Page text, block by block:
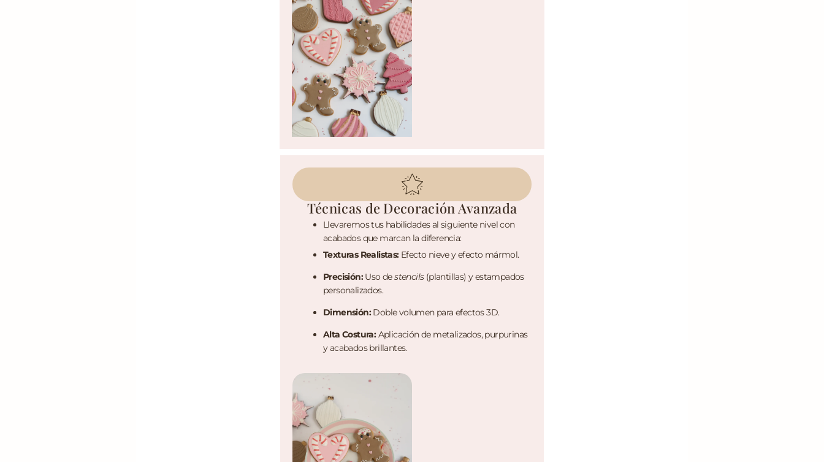
Técnicas de Decoración Avanzada
Llevaremos tus habilidades al siguiente nivel con
acabados que marcan la diferencia:
Texturas Realistas:Efecto nieve y efecto mármol.
Precisión:Uso destencils(plantillas) y estampados
personalizados.
Dimensión:Doble volumen para efectos 3D.
Alta Costura:Aplicación de metalizados, purpurinas
y acabados brillantes.